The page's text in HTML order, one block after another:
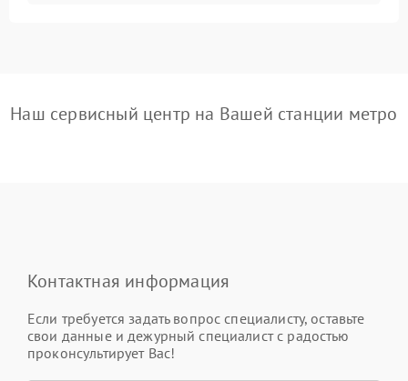
Наш сервисный центр на Вашей станции метро
Контактная информация
Если требуется задать вопрос специалисту, оставьте
свои данные и дежурный специалист с радостью
проконсультирует Вас!